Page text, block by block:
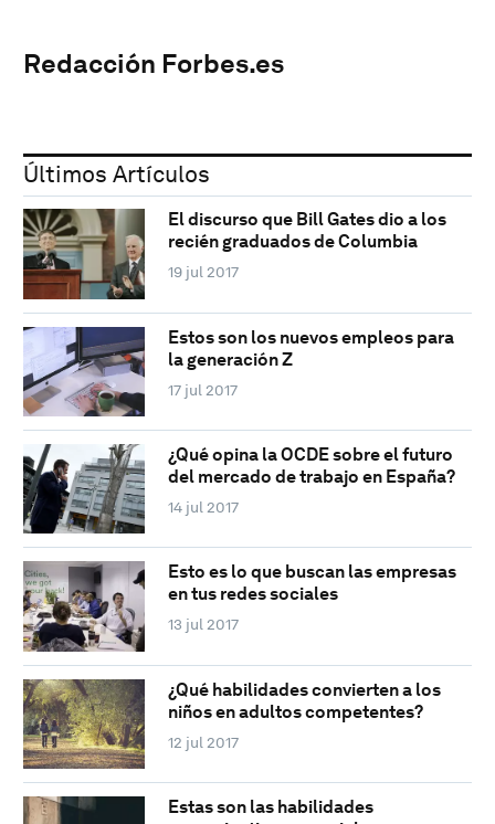
Redacción Forbes.es
Últimos Artículos
El discurso que Bill Gates dio a los
recién graduados de Columbia
19 jul 2017
Estos son los nuevos empleos para
la generación Z
17 jul 2017
¿Qué opina la OCDE sobre el futuro
del mercado de trabajo en España?
14 jul 2017
Esto es lo que buscan las empresas
en tus redes sociales
13 jul 2017
¿Qué habilidades convierten a los
niños en adultos competentes?
12 jul 2017
Estas son las habilidades